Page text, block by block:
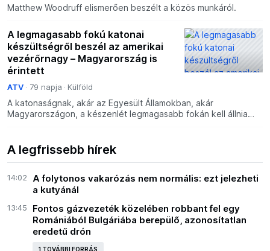
Matthew Woodruff elismerően beszélt a közös munkáról.
A legmagasabb fokú katonai
készültségről beszél az amerikai
vezérőrnagy – Magyarország is
érintett
ATV 79 napja Külföld
A katonaságnak, akár az Egyesült Államokban, akár
Magyarországon, a készenlét legmagasabb fokán kell állnia
A legfrissebb hírek
14:02
A folytonos vakarózás nem normális: ezt jelezheti
a kutyánál
13:45
Fontos gázvezeték közelében robbant fel egy
Romániából Bulgáriába berepülő, azonosítatlan
eredetű drón
1 TOVÁBBI FORRÁS